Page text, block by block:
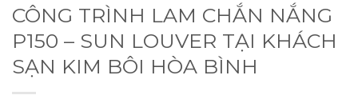
CÔNG TRÌNH LAM CHẮN NẮNG
P150 – SUN LOUVER TẠI KHÁCH
SẠN KIM BÔI HÒA BÌNH